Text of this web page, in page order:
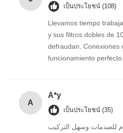
เป็นประโยชน์ (108)
Llevamos tiempo
y sus filtros dobles de
defraudan. Conexiones
funcionamiento
A
A*y
เป็นประโยชน์ (35)
للصدمات وسهل التركيب